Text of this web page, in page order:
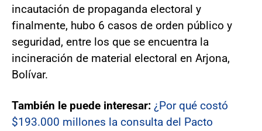
incautación de propaganda electoral y
finalmente, hubo 6 casos de orden público y
seguridad, entre los que se encuentra la
incineración de material electoral en Arjona,
Bolívar.
También le puede interesar: ¿Por qué costó
$193.000 millones la consulta del Pacto